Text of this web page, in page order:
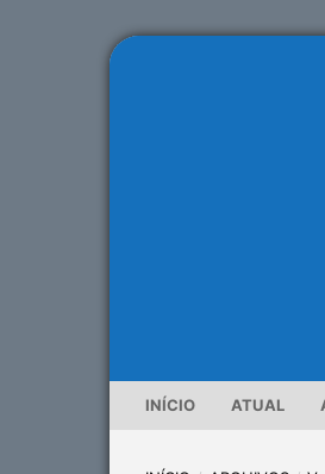
INÍCIO ATUAL